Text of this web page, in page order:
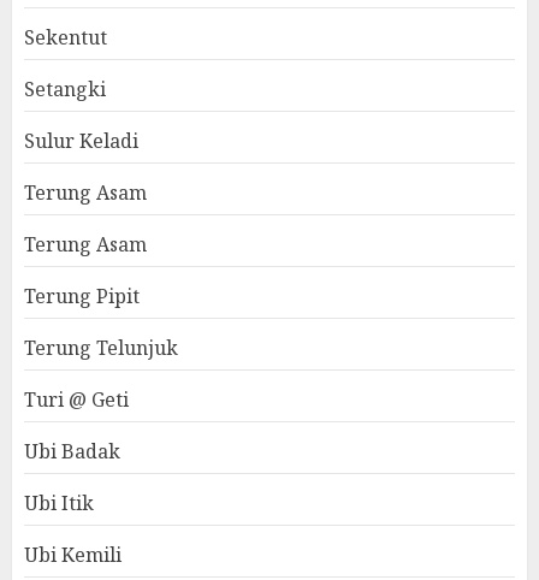
Sekentut
Setangki
Sulur Keladi
Terung Asam
Terung Asam
Terung Pipit
Terung Telunjuk
Turi @ Geti
Ubi Badak
Ubi Itik
Ubi Kemili